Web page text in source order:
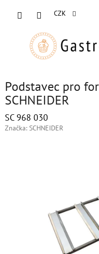
CZK
Podstavec pro
SCHNEIDER
SC 968 030
Značka: SCHNEIDER